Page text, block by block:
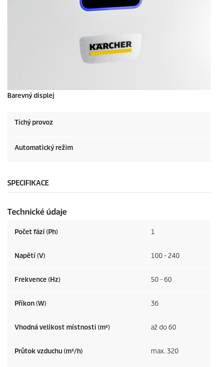
Barevný displej
Tichý provoz
Automatický režim
SPECIFIKACE
Technické údaje
Počet fází (Ph) 1
Napětí (V) 100 - 240
Frekvence (Hz) 50 - 60
Příkon (W) 36
Vhodná velikost místnosti (m²) až do 60
Průtok vzduchu (m³/h) max. 320